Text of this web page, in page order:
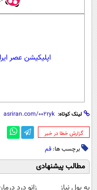
اپلیکیشن عصر
لینک کوتاه:
‌گزارش خطا در خبر
برچسب ها: قم
مطالب پیشنهادی